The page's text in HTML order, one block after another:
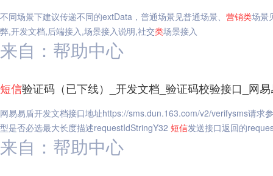
不同场景下建议传递不同的extData，普通场景见普通场景、 营销类场景
弊,开发文档,后端接入,场景接入说明,社交类场景接入
来自：帮助中心
短信验证码（已下线）_开发文档_验证码校验接口_网
网易易盾开发文档接口地址https://sms.dun.163.com/v2/verifysms请求
型是否必选最大长度描述requestIdStringY32 短信发送接口返回的
来自：帮助中心